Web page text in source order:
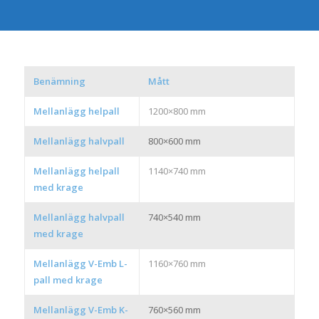
Benämning Mått
Mellanlägg helpall 1200×800 mm
Mellanlägg halvpall 800×600 mm
Mellanlägg helpall
med krage
1140×740 mm
Mellanlägg halvpall
med krage
740×540 mm
Mellanlägg V-Emb L-
pall med krage
1160×760 mm
Mellanlägg V-Emb K-
760×560 mm